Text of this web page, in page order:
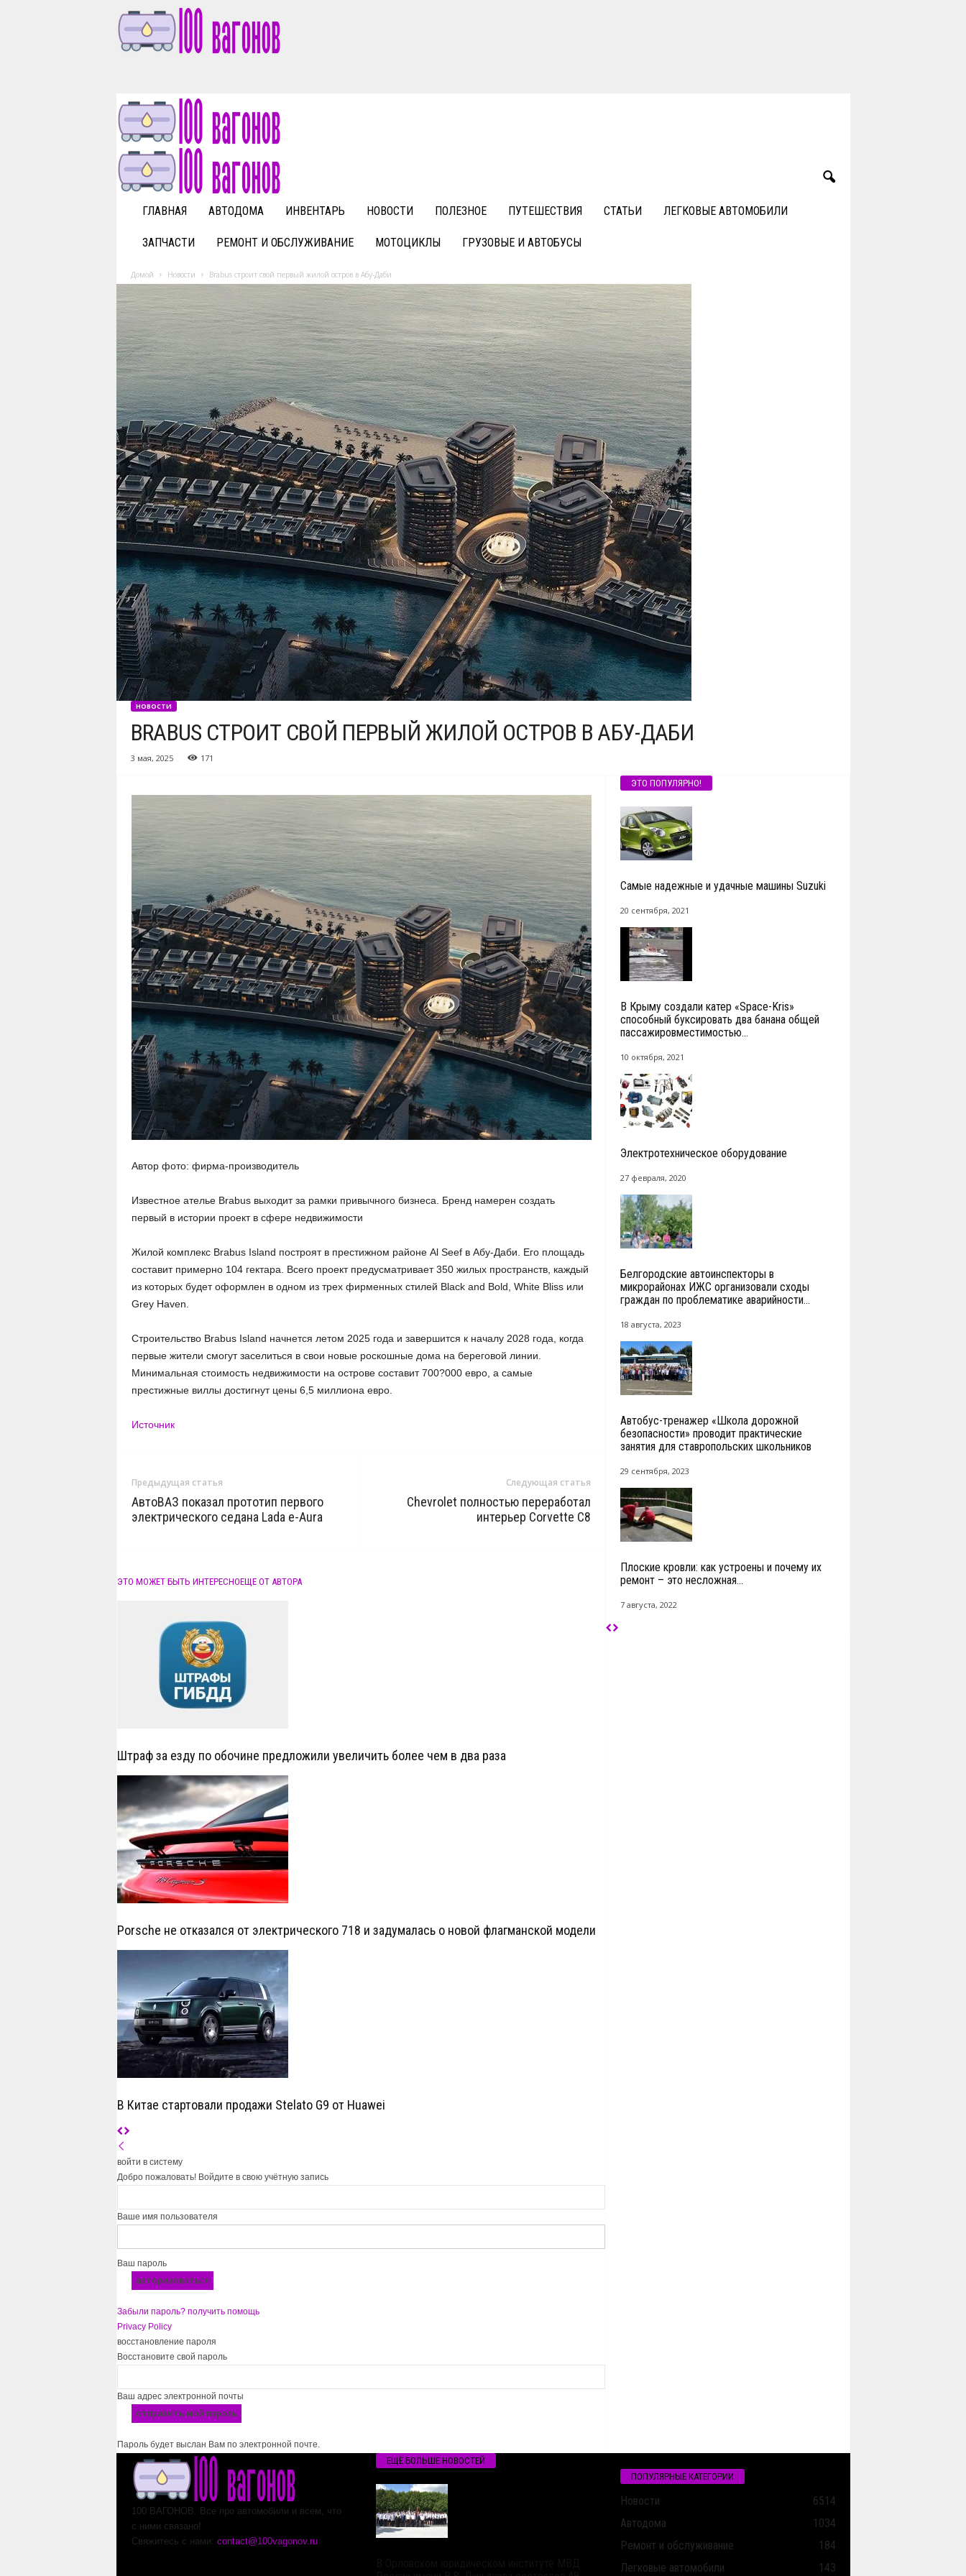
v
a
n
o
ГЛАВНАЯ АВТОДОМА ИНВЕНТАРЬ НОВОСТИ ПОЛЕЗНОЕ ПУТЕШЕСТВИЯ СТАТЬИ ЛЕГКОВЫЕ АВТОМОБИЛИ
ЗАПЧАСТИ РЕМОНТ И ОБСЛУЖИВАНИЕ МОТОЦИКЛЫ ГРУЗОВЫЕ И АВТОБУСЫ
Домой Новости Brabus строит свой первый жилой остров в Абу-Даби
НОВОСТИ
BRABUS СТРОИТ СВОЙ ПЕРВЫЙ ЖИЛОЙ ОСТРОВ В АБУ-ДАБИ
3 мая, 2025 171
Автор фото: фирма-производитель
Известное ателье Brabus выходит за рамки привычного бизнеса. Бренд намерен создать
первый в истории проект в сфере недвижимости
Жилой комплекс Brabus Island построят в престижном районе Al Seef в Абу-Даби. Его площадь
составит примерно 104 гектара. Всего проект предусматривает 350 жилых пространств, каждый
из которых будет оформлен в одном из трех фирменных стилей Black and Bold, White Bliss или
Grey Haven.
Строительство Brabus Island начнется летом 2025 года и завершится к началу 2028 года, когда
первые жители смогут заселиться в свои новые роскошные дома на береговой линии.
Минимальная стоимость недвижимости на острове составит 700?000 евро, а самые
престижные виллы достигнут цены 6,5 миллиона евро.
Источник
Предыдущая статья
АвтоВАЗ показал прототип первого
электрического седана Lada e-Aura
Следующая статья
Chevrolet полностью переработал
интерьер Corvette C8
ЭТО МОЖЕТ БЫТЬ ИНТЕРЕСНОЕЩЕ ОТ АВТОРА
Штраф за езду по обочине предложили увеличить более чем в два раза
Porsche не отказался от электрического 718 и задумалась о новой флагманской модели
В Китае стартовали продажи Stelato G9 от Huawei
войти в систему
Добро пожаловать! Войдите в свою учётную запись
Ваше имя пользователя
Ваш пароль
Забыли пароль? получить помощь
Privacy Policy
восстановление пароля
Восстановите свой пароль
Ваш адрес электронной почты
Пароль будет выслан Вам по электронной почте.
ЭТО ПОПУЛЯРНО!
Самые надежные и удачные машины Suzuki
20 сентября, 2021
В Крыму создали катер «Space-Kris»
способный буксировать два банана общей
пассажировместимостью...
10 октября, 2021
Электротехническое оборудование
27 февраля, 2020
Белгородские автоинспекторы в
микрорайонах ИЖС организовали сходы
граждан по проблематике аварийности...
18 августа, 2023
Автобус-тренажер «Школа дорожной
безопасности» проводит практические
занятия для ставропольских школьников
29 сентября, 2023
Плоские кровли: как устроены и почему их
ремонт – это несложная...
7 августа, 2022
100 ВАГОНОВ. Все про автомобили и всем, что
с ними связано!
Свяжитесь с нами: contact@100vagonov.ru
ЕЩЁ БОЛЬШЕ НОВОСТЕЙ
ПОПУЛЯРНЫЕ КАТЕГОРИИ
Новости
6514
Автодома
1034
Ремонт и обслуживание
184
Легковые автомобили
143